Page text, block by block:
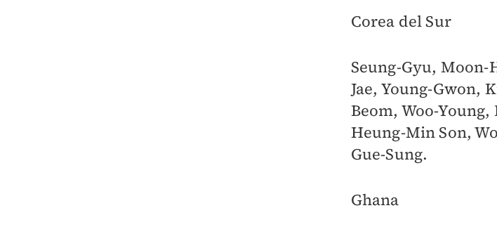
Corea del Sur
Seung-Gyu,
Jae, Young-Gwon,
Beom, Woo-Young,
Heung-Min Son,
Gue-Sung.
Ghana